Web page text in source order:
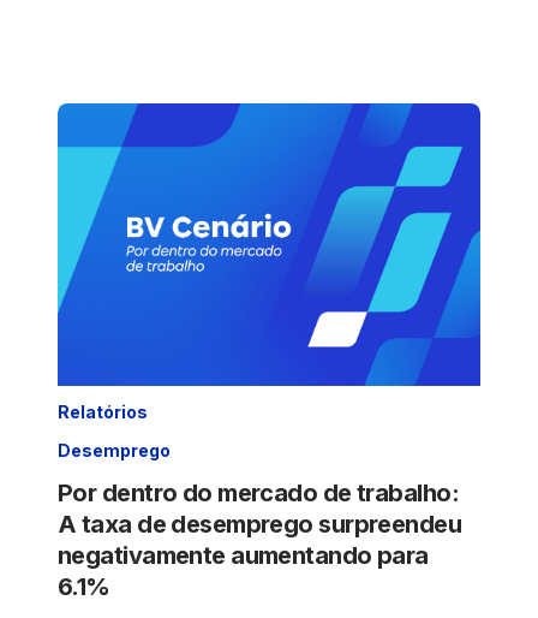
Relatórios
Desemprego
Por dentro do mercado de trabalho:
A taxa de desemprego surpreendeu
negativamente aumentando para
6.1%